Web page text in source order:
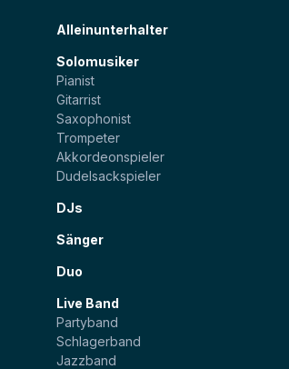
Alleinunterhalter
Solomusiker
Pianist
Gitarrist
Saxophonist
Trompeter
Akkordeonspieler
Dudelsackspieler
DJs
Sänger
Duo
Live Band
Partyband
Schlagerband
Jazzband